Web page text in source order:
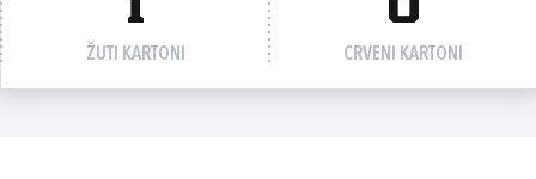
1
ŽUTI KARTONI
0
CRVENI KARTONI